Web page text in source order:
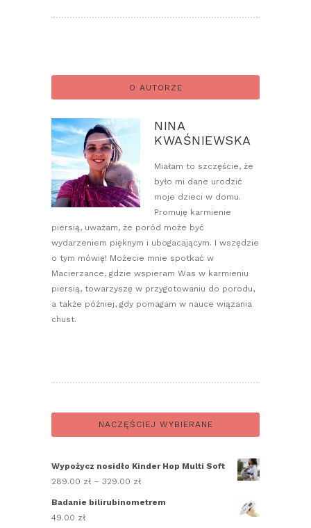
O AUTORZE
NINA
KWAŚNIEWSKA
Miałam to szczęście, że
było mi dane urodzić
moje dzieci w domu.
Promuję karmienie
piersią, uważam, że poród może być
wydarzeniem pięknym i ubogacającym. I wszędzie
o tym mówię! Możecie mnie spotkać w
Macierzance, gdzie wspieram Was w karmieniu
piersią, towarzyszę w przygotowaniu do porodu,
a także później, gdy pomagam w nauce wiązania
chust.
NACZĘŚCIEJ WYBIERANE
Wypożycz nosidło Kinder Hop Multi Soft
289.00 zł – 329.00 zł
Badanie bilirubinometrem
49.00 zł